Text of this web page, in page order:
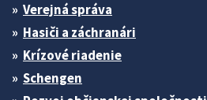
Verejná správa
Hasiči a záchranári
Krízové riadenie
Schengen